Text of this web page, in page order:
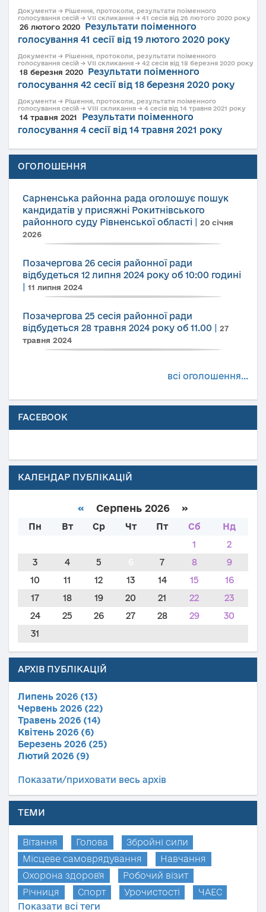
Документи → Рішення, протоколи, результати поіменного
голосування сесій → VII скликання → 41 сесія від 26 лютого 2020 року
26 лютого 2020
Результати поіменного
голосування 41 сесії від 19 лютого 2020 року
Документи → Рішення, протоколи, результати поіменного
голосування сесій → VII скликання → 42 сесія від 18 березня 2020 року
18 березня 2020
Результати поіменного
голосування 42 сесії від 18 березня 2020 року
Документи → Рішення, протоколи, результати поіменного
голосування сесій → VIII скликання → 4 сесія від 14 травня 2021 року
14 травня 2021
Результати поіменного
голосування 4 сесії від 14 травня 2021 року
ОГОЛОШЕННЯ
Сарненська районна рада оголошує пошук
кандидатів у присяжні Рокитнівського
районного суду Рівненської області
20 січня
2026
Позачергова 26 сесія районної ради
відбудеться 12 липня 2024 року об 10:00 годині
11 липня 2024
Позачергова 25 сесія районної ради
відбудеться 28 травня 2024 року об 11.00
27
травня 2024
всі оголошення...
FACEBOOK
КАЛЕНДАР ПУБЛІКАЦІЙ
« Серпень 2026 »
Пн Вт Ср Чт Пт Сб
Нд
1
2
3
4 5 7 8
9
10
11 12 13 14 15
16
17
18 19 20 21 22
23
24
25 26 27 28 29
30
31
АРХІВ ПУБЛІКАЦІЙ
Липень 2026 (13)
Червень 2026 (22)
Травень 2026 (14)
Квітень 2026 (6)
Березень 2026 (25)
Лютий 2026 (9)
Показати/приховати весь архів
ТЕМИ
Вітання Голова
Збройні сили
Місцеве самоврядування
Навчання
Охорона здоров'я
Робочий візит
Річниця
Спорт Урочистості
ЧАЕС
Показати всі теги